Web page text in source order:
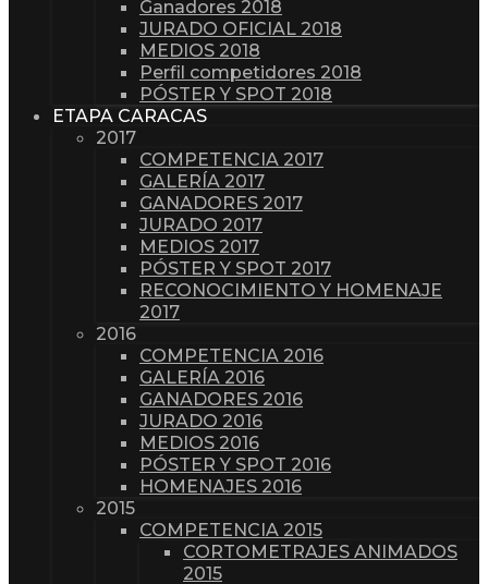
Ganadores 2018
JURADO OFICIAL 2018
MEDIOS 2018
Perfil competidores 2018
PÓSTER Y SPOT 2018
ETAPA CARACAS
2017
COMPETENCIA 2017
GALERÍA 2017
GANADORES 2017
JURADO 2017
MEDIOS 2017
PÓSTER Y SPOT 2017
RECONOCIMIENTO Y HOMENAJE
2017
2016
COMPETENCIA 2016
GALERÍA 2016
GANADORES 2016
JURADO 2016
MEDIOS 2016
PÓSTER Y SPOT 2016
HOMENAJES 2016
2015
COMPETENCIA 2015
CORTOMETRAJES ANIMADOS
2015